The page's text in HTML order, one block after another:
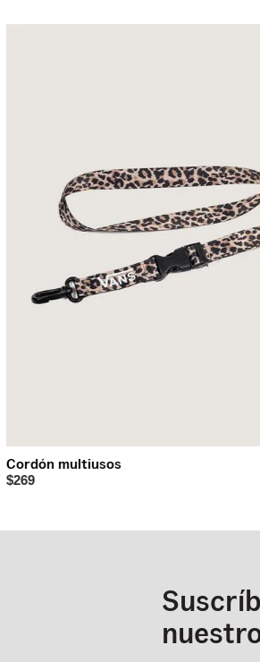
Cordón multiusos
$269